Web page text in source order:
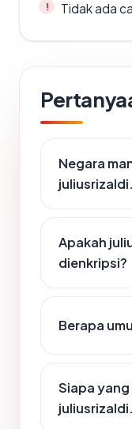
Tidak ada
Negara
Apakah
dienkripsi?
Berapa
Siapa